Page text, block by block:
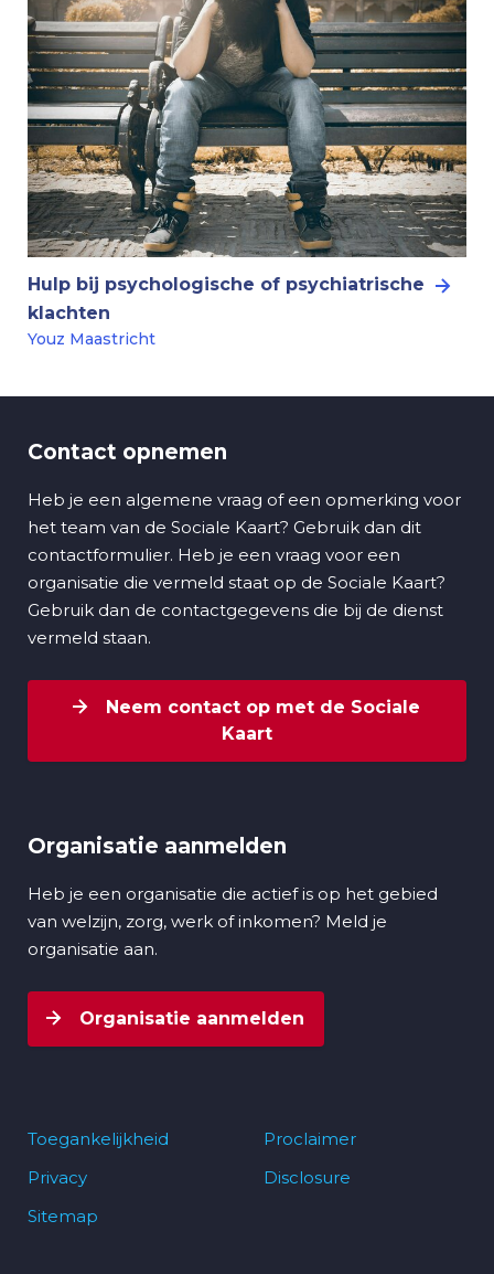
Hulp bij psychologische of psychiatrische
klachten
Youz Maastricht
Contact opnemen
Heb je een algemene vraag of een opmerking voor
het team van de Sociale Kaart? Gebruik dan dit
contactformulier. Heb je een vraag voor een
organisatie die vermeld staat op de Sociale Kaart?
Gebruik dan de contactgegevens die bij de dienst
vermeld staan.
Neem contact op met de Sociale
Kaart
Organisatie aanmelden
Heb je een organisatie die actief is op het gebied
van welzijn, zorg, werk of inkomen? Meld je
organisatie aan.
Organisatie aanmelden
Footer
Toegankelijkheid
Privacy
Sitemap
Proclaimer
Disclosure